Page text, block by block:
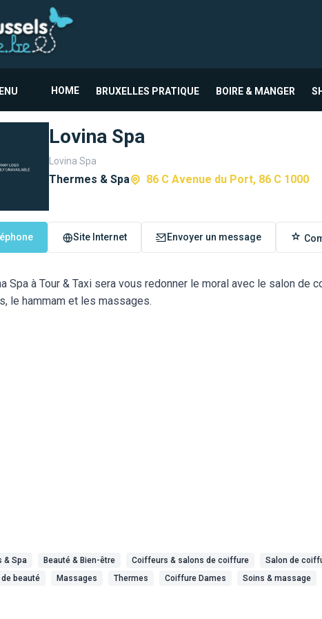
HOME BRUXELLES PRATIQUE BOIRE & MANGER
Lovina Spa
Lovina Spa
Thermes & Spa 86 C Avenue du Port, 86 C 1000
Site Internet Envoyer un message
Spa à Tour & Taxi sera vous redonner le moral avec le salon de
le hammam et les massages.
& Spa Beauté & Bien-être Coiffeurs & salons de coiffure Salon de
beauté
Massages Thermes Coiffure Dames Soins & massage